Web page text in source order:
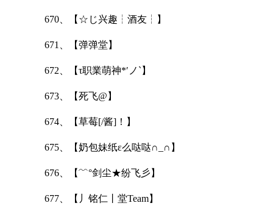
670、【☆じ兴趣┆酒友┆】
671、【弹弹堂】
672、【τ职業萌神*′ノ`】
673、【死飞@】
674、【草莓[/酱]！】
675、【奶包妹纸ε么哒哒∩_∩】
676、【﹌°剑尘★纷飞彡】
677、【丿铭仁丨堂Team】